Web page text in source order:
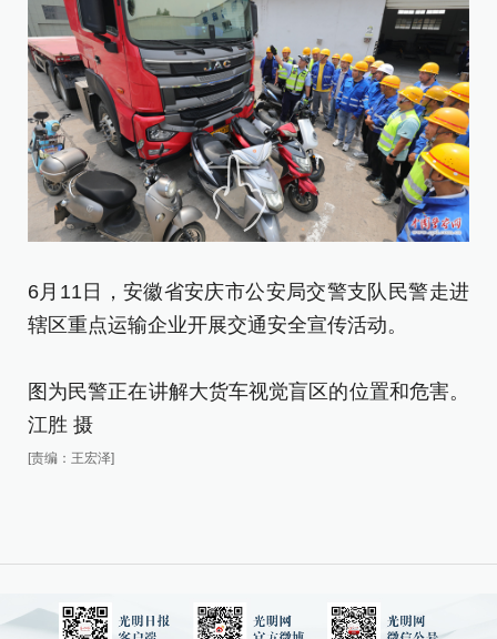
6月11日，安徽省安庆市公安局交警支队民警走进
辖区重点运输企业开展交通安全宣传活动。
图为民警正在讲解大货车视觉盲区的位置和危害。
江胜 摄
[责编：王宏泽]